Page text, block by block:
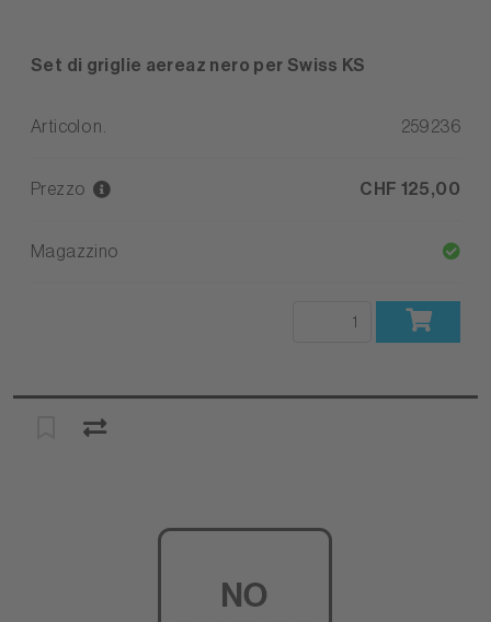
Set di griglie aereaz nero per Swiss KS
Articolo n. 259236
Prezzo CHF 125,00
Magazzino